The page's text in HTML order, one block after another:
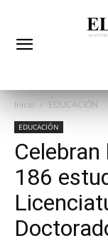
Inicio EDUCACIÓN
EDUCACIÓN
186